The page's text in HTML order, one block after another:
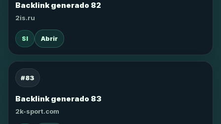
Backlink generado 82
2is.ru
SI Abrir
#83
Backlink generado 83
2k-sport.com